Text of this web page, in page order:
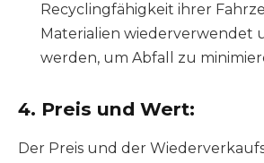
Recyclingfähigkeit ihrer
Materialien wiederverwendet
werden, um Abfall zu
4. Preis und Wert:
Der Preis und der